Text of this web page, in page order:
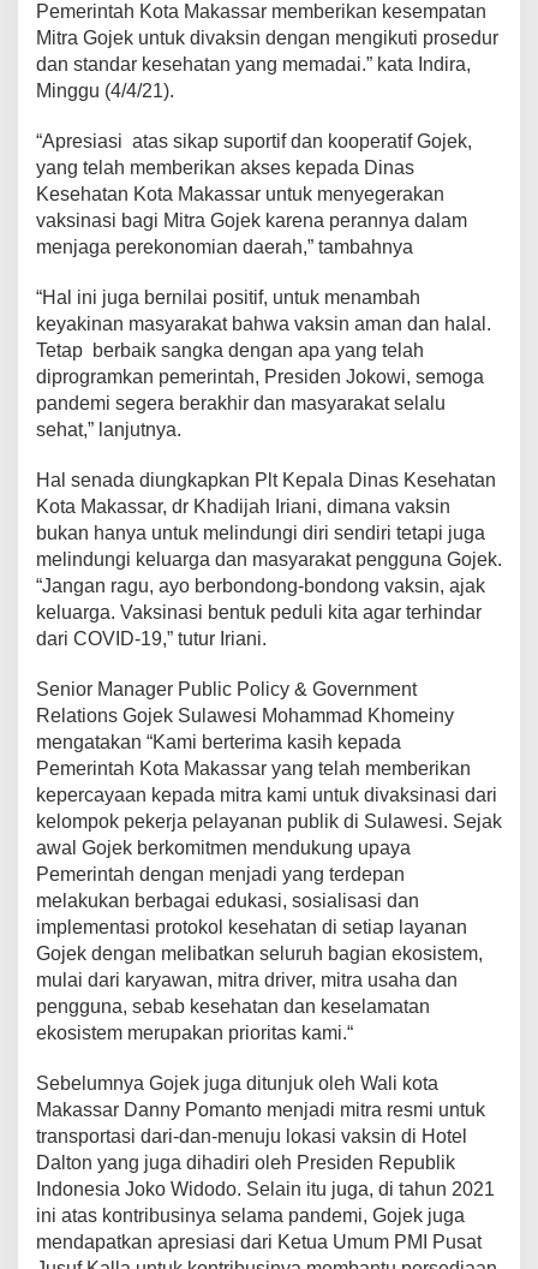
Pemerintah Kota Makassar memberikan kesempatan
Mitra Gojek untuk divaksin dengan mengikuti prosedur
dan standar kesehatan yang memadai.” kata Indira,
Minggu (4/4/21).
“Apresiasi atas sikap suportif dan kooperatif Gojek,
yang telah memberikan akses kepada Dinas
Kesehatan Kota Makassar untuk menyegerakan
vaksinasi bagi Mitra Gojek karena perannya dalam
menjaga perekonomian daerah,” tambahnya
“Hal ini juga bernilai positif, untuk menambah
keyakinan masyarakat bahwa vaksin aman dan halal.
Tetap berbaik sangka dengan apa yang telah
diprogramkan pemerintah, Presiden Jokowi, semoga
pandemi segera berakhir dan masyarakat selalu
sehat,” lanjutnya.
Hal senada diungkapkan Plt Kepala Dinas Kesehatan
Kota Makassar, dr Khadijah Iriani, dimana vaksin
bukan hanya untuk melindungi diri sendiri tetapi juga
melindungi keluarga dan masyarakat pengguna Gojek.
“Jangan ragu, ayo berbondong-bondong vaksin, ajak
keluarga. Vaksinasi bentuk peduli kita agar terhindar
dari COVID-19,” tutur Iriani.
Senior Manager Public Policy & Government
Relations Gojek Sulawesi Mohammad Khomeiny
mengatakan “Kami berterima kasih kepada
Pemerintah Kota Makassar yang telah memberikan
kepercayaan kepada mitra kami untuk divaksinasi dari
kelompok pekerja pelayanan publik di Sulawesi. Sejak
awal Gojek berkomitmen mendukung upaya
Pemerintah dengan menjadi yang terdepan
melakukan berbagai edukasi, sosialisasi dan
implementasi protokol kesehatan di setiap layanan
Gojek dengan melibatkan seluruh bagian ekosistem,
mulai dari karyawan, mitra driver, mitra usaha dan
pengguna, sebab kesehatan dan keselamatan
ekosistem merupakan prioritas kami.“
Sebelumnya Gojek juga ditunjuk oleh Wali kota
Makassar Danny Pomanto menjadi mitra resmi untuk
transportasi dari-dan-menuju lokasi vaksin di Hotel
Dalton yang juga dihadiri oleh Presiden Republik
Indonesia Joko Widodo. Selain itu juga, di tahun 2021
ini atas kontribusinya selama pandemi, Gojek juga
mendapatkan apresiasi dari Ketua Umum PMI Pusat